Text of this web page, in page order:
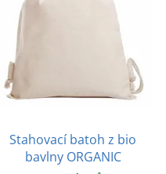
Stahovací batoh z bio
bavlny ORGANIC